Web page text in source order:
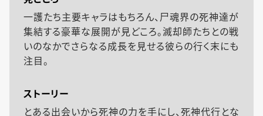
一護たち主要キャラはもちろん、尸魂界の死神達が
集結する豪華な展開が見どころ。滅却師たちとの戦
いのなかでさらなる成長を見せる彼らの行く末にも
注目。
ストーリー
とある出会いから死神の力を手にし、死神代行とな